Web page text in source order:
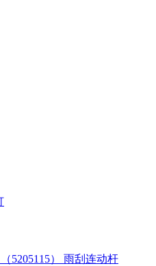
5205115） 雨刮连动杆